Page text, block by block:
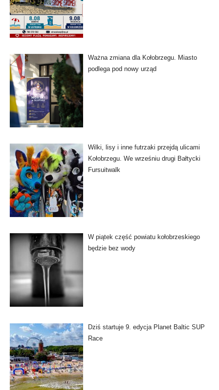
Ważna zmiana dla Kołobrzegu. Miasto
podlega pod nowy urząd
Wilki, lisy i inne futrzaki przejdą ulicami
Kołobrzegu. We wrześniu drugi Bałtycki
Fursuitwalk
W piątek część powiatu kołobrzeskiego
będzie bez wody
Dziś startuje 9. edycja Planet Baltic SUP
Race